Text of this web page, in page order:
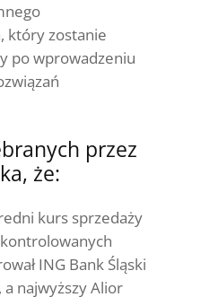
który zostanie
po wprowadzeniu
przez
że:
kurs sprzedaży
ING Bank Śląski
a najwyższy Alior